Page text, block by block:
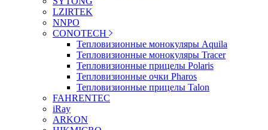
LZIRTEK
NNPO
CONOTECH
Тепловизионные монокуляры Aquila
Тепловизионные монокуляры Tracer
Тепловизионные прицелы Polaris
Тепловизионные очки Pharos
Тепловизионные прицелы Talon
FAHRENTEC
iRay
ARKON